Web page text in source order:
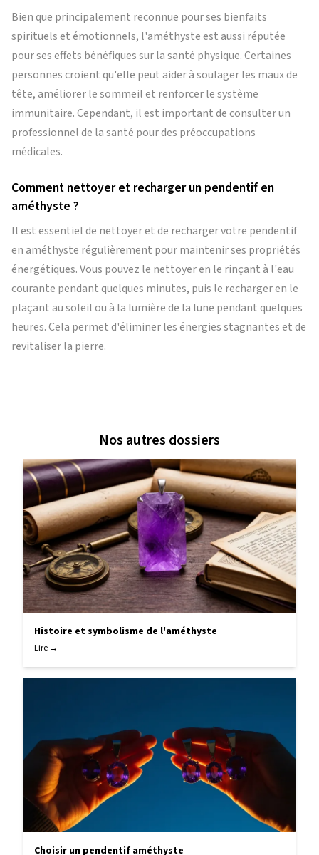
Bien que principalement reconnue pour ses bienfaits
spirituels et émotionnels, l'améthyste est aussi réputée
pour ses effets bénéfiques sur la santé physique. Certaines
personnes croient qu'elle peut aider à soulager les maux de
tête, améliorer le sommeil et renforcer le système
immunitaire. Cependant, il est important de consulter un
professionnel de la santé pour des préoccupations
médicales.
Comment nettoyer et recharger un pendentif en
améthyste ?
Il est essentiel de nettoyer et de recharger votre pendentif
en améthyste régulièrement pour maintenir ses propriétés
énergétiques. Vous pouvez le nettoyer en le rinçant à l'eau
courante pendant quelques minutes, puis le recharger en le
plaçant au soleil ou à la lumière de la lune pendant quelques
heures. Cela permet d'éliminer les énergies stagnantes et de
revitaliser la pierre.
Nos autres dossiers
Histoire et symbolisme de l'améthyste
Lire →
Choisir un pendentif améthyste